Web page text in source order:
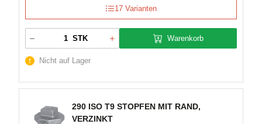
17 Varianten
STK Warenkorb
Nicht auf Lager
290 ISO T9 STOPFEN MIT RAND,
VERZINKT